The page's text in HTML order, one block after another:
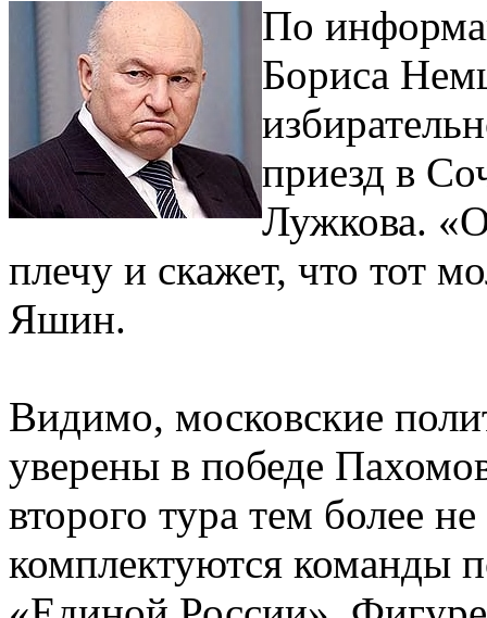
По
Бориса
приезд в
Лужкова.
плечу и скажет, что тот
Яшин.
Видимо, московские
уверены в победе
второго тура тем более
комплектуются команды